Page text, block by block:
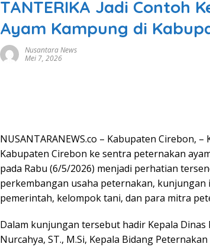
TANTERIKA Jadi Contoh
Ayam Kampung di
Nusantara News
Mei 7, 2026
NUSANTARANEWS.co – Kabupaten Cirebon,
Kabupaten Cirebon ke sentra peternakan
pada Rabu (6/5/2026) menjadi perhatian
perkembangan usaha peternakan,
pemerintah, kelompok tani, dan para mitra
Dalam kunjungan tersebut hadir Kepala
Nurcahya, ST., M.Si, Kepala Bidang